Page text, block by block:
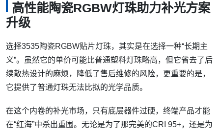
高性能陶瓷RGBW灯珠助力补光方案
升级
选择3535陶瓷RGBW贴片灯珠，其实是在选择一种“长期主
义”。虽然它的单价可能比普通塑料灯珠略高，但它省去了后
续散热设计的麻烦，降低了售后维修的风险，更重要的是，
它提供了普通灯珠无法比拟的光学品质。
在这个内卷的补光市场，只有底层器件过硬，终端产品才能
在“红海”中杀出重围。无论是为了那完美的CRI 95+，还是为